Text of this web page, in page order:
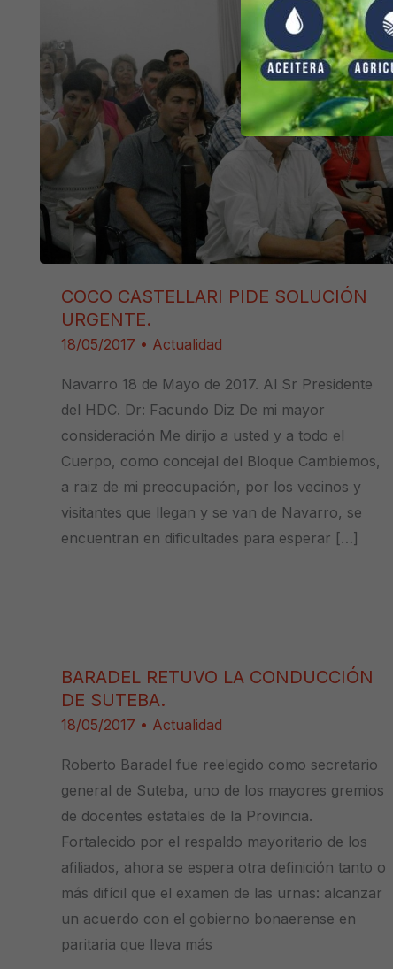
COCO CASTELLARI PIDE SOLUCIÓN
URGENTE.
18/05/2017 • Actualidad
Navarro 18 de Mayo de 2017. Al Sr Presidente
del HDC. Dr: Facundo Diz De mi mayor
consideración Me dirijo a usted y a todo el
Cuerpo, como concejal del Bloque Cambiemos,
a raiz de mi preocupación, por los vecinos y
visitantes que llegan y se van de Navarro, se
encuentran en dificultades para esperar […]
BARADEL RETUVO LA CONDUCCIÓN
DE SUTEBA.
18/05/2017 • Actualidad
Roberto Baradel fue reelegido como secretario
general de Suteba, uno de los mayores gremios
de docentes estatales de la Provincia.
Fortalecido por el respaldo mayoritario de los
afiliados, ahora se espera otra definición tanto o
más difícil que el examen de las urnas: alcanzar
un acuerdo con el gobierno bonaerense en
paritaria que lleva más